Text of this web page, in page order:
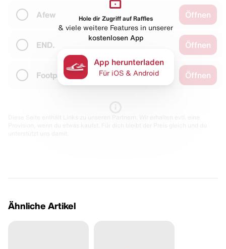
Afew Öffnen
END. Öffnen
Footpatrol (Men) Öffnen
Hole dir Zugriff auf Raffles
& viele weitere Features in unserer
kostenlosen App
App herunterladen
Für iOS & Android
Ähnliche Artikel